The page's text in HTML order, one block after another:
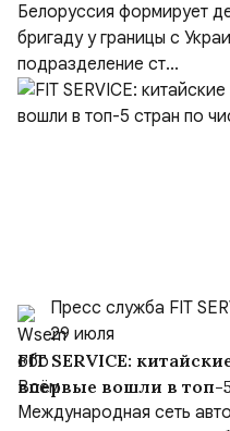
Белоруссия формирует
бригаду у границы с
подразделение ст...
Пресс служба FIT
29 июля
FIT SERVICE:
впервые вошли в топ-
визитов на СТО
Международная сеть